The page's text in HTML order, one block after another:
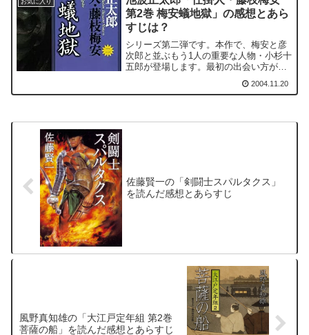
ます。白子屋菊右衛門と梅...
お気に入り
第2巻 梅安蟻地獄」の感想とあら
すじは？
シリーズ第二弾です。本作で、梅安と彦
次郎と並ぶもう1人の重要な人物・小杉十
五郎が登場します。最初の出会い方が強
襲われそうになるのです。たまったもの
2004.11.20
佐藤賢一の「剣闘士スパルタクス」
を読んだ感想とあらすじ
風野真知雄の「大江戸定年組 第2巻
菩薩の船」を読んだ感想とあらすじ